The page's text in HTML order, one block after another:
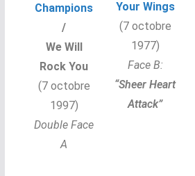
Champions
/
We Will
Rock You
(7 octobre
1997)
Double Face
A
Your Wings
(7 octobre
1977)
Face B:
“Sheer Heart
Attack”